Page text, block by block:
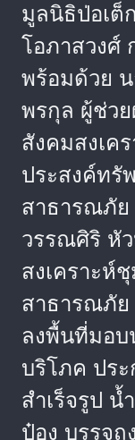
มูลนิธิป่อเต็
โอภาสวงศ์
พร้อมด้วย
พรกุล ผู้ช่ว
สังคมสงเค
ประสงค์ทรั
สาธารณภัย
วรรณศิริ หั
สงเคราะห์
สาธารณภัย
ลงพื้นที่มอบ
บริโภค ปร
สำเร็จรูป
ป๋อง บรรจุ